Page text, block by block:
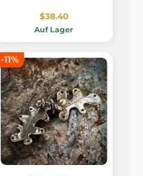
$38.40
Auf Lager
-11%